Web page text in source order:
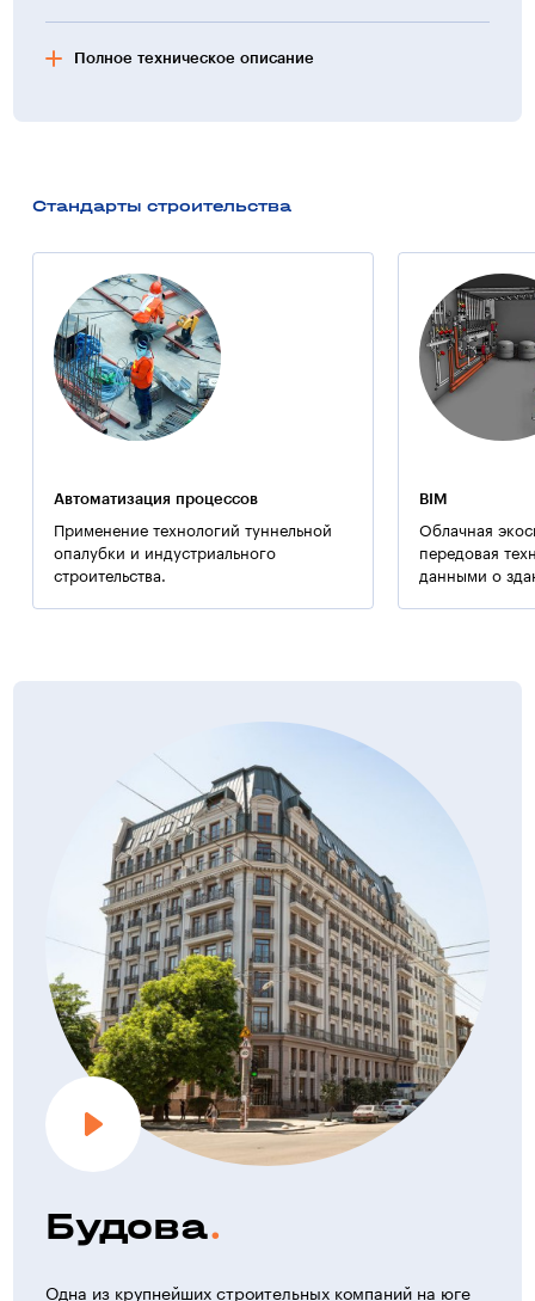
Полное техническое описание
Кровля — скатная из металлочерепицы.
Здание оборудовано скоростными бесшумными лифтами
нового поколения фирмы «OTIS».
Примечание:
Применялись технологии ООО «Баутех-Украина».
Стандарты строительства
Автоматизация процессов
Применение технологий туннельной
опалубки и индустриального
строительства.
BIM
Облачная
передовая
данными о
Будова
Одна из крупнейших строительных компаний на юге